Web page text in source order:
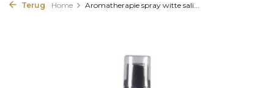
Terug Home Aromatherapie spray witte sali...